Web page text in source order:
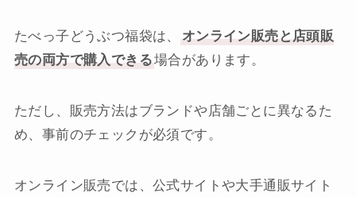
たべっ子どうぶつ福袋は、
オンライン販売と店頭販
売の両方で購入できる場合があります。
ただし、販売方法はブランドや店舗ごとに異なるた
め、事前のチェックが必須です。
オンライン販売では、公式サイトや大手通販サイト